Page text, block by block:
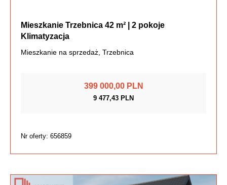
Mieszkanie Trzebnica 42 m² | 2 pokoje
Klimatyzacja
Mieszkanie na sprzedaż, Trzebnica
399 000,00 PLN
9 477,43 PLN
Nr oferty: 656859